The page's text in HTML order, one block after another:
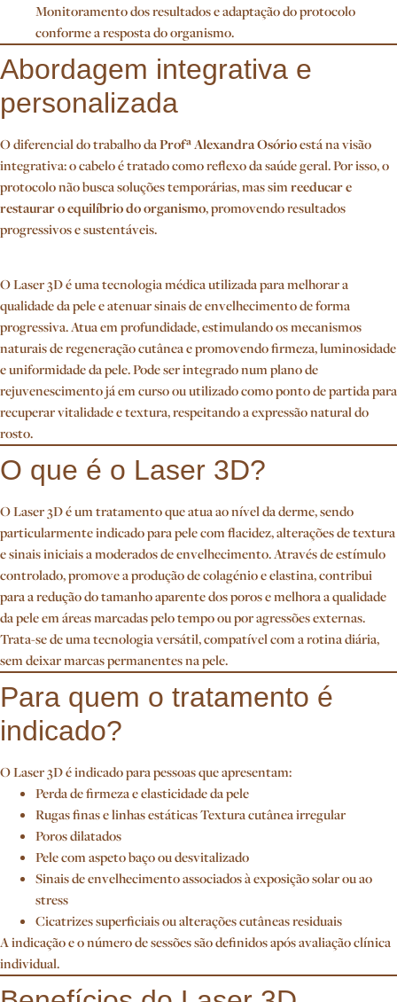
Monitoramento dos resultados e adaptação do protocolo
conforme a resposta do organismo.
Abordagem integrativa e
personalizada
O diferencial do trabalho daProfª Alexandra Osórioestá na visão
integrativa: o cabelo é tratado como reflexo da saúde geral. Por isso, o
protocolo não busca soluções temporárias, mas simreeducar e
restaurar o equilíbrio do organismo, promovendo resultados
progressivos e sustentáveis.
O Laser 3D é uma tecnologia médica utilizada para melhorar a
qualidade da pele e atenuar sinais de envelhecimento de forma
progressiva. Atua em profundidade, estimulando os mecanismos
naturais de regeneração cutânea e promovendo firmeza, luminosidade
e uniformidade da pele. Pode ser integrado num plano de
rejuvenescimento já em curso ou utilizado como ponto de partida para
recuperar vitalidade e textura, respeitando a expressão natural do
rosto.
O que é o Laser 3D?
O Laser 3D é um tratamento que atua ao nível da derme, sendo
particularmente indicado para pele com flacidez, alterações de textura
e sinais iniciais a moderados de envelhecimento. Através de estímulo
controlado, promove a produção de colagénio e elastina, contribui
para a redução do tamanho aparente dos poros e melhora a qualidade
da pele em áreas marcadas pelo tempo ou por agressões externas.
Trata-se de uma tecnologia versátil, compatível com a rotina diária,
sem deixar marcas permanentes na pele.
Para quem o tratamento é
indicado?
O Laser 3D é indicado para pessoas que apresentam:
Perda de firmeza e elasticidade da pele
Rugas finas e linhas estáticas Textura cutânea irregular
Poros dilatados
Pele com aspeto baço ou desvitalizado
Sinais de envelhecimento associados à exposição solar ou ao
stress
Cicatrizes superficiais ou alterações cutâneas residuais
A indicação e o número de sessões são definidos após avaliação clínica
individual.